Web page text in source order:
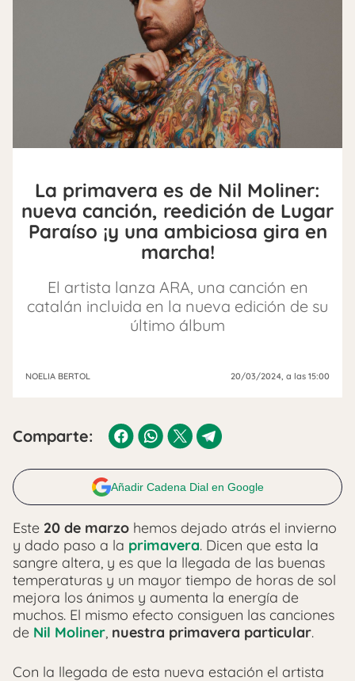
La primavera es de Nil Moliner:
nueva canción, reedición de Lugar
Paraíso ¡y una ambiciosa gira en
marcha!
El artista lanza ARA, una canción en
catalán incluida en la nueva edición de su
último álbum
NOELIA BERTOL 20/03/2024, a las 15:00
Comparte:
Añadir Cadena Dial en Google
Este 20 de marzo hemos dejado atrás el invierno
y dado paso a la primavera. Dicen que esta la
sangre altera, y es que la llegada de las buenas
temperaturas y un mayor tiempo de horas de sol
mejora los ánimos y aumenta la energía de
muchos. El mismo efecto consiguen las canciones
de Nil Moliner, nuestra primavera particular.
Con la llegada de esta nueva estación el artista